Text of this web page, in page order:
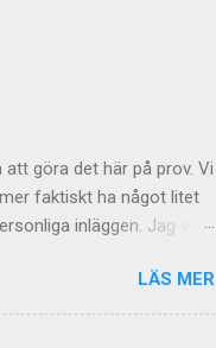
göra det här på prov. Vi
faktiskt ha något litet
inläggen. Jag vill
de mer personliga
LÄS MER